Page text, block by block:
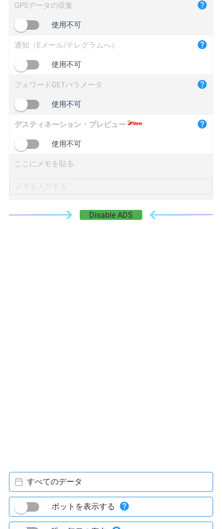
iplogger.cn
GPSデータの収集
使用不可
通知（Eメール/テレグラムへ）
使用不可
フォワードGETパラメータ
使用不可
デスティネーション・プレビュー
使用不可
ここにメモを貼る
Disable ADS
すべてのデータ
ボットを表示する